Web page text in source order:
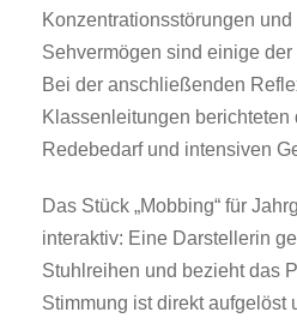
Konzentrationsstörungen
Sehvermögen sind einige
Bei der anschließenden
Klassenleitungen
Redebedarf und intensiven
Das Stück „Mobbing“ für
interaktiv: Eine Darstellerin
Stuhlreihen und bezieht das
Stimmung ist direkt aufgelöst